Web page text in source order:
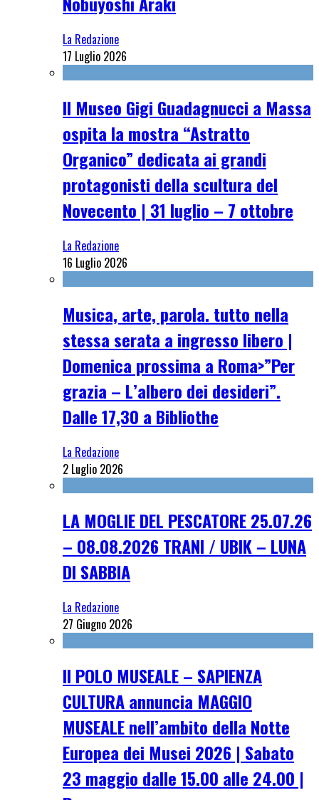
La Redazione
17 Luglio 2026
Il Museo Gigi Guadagnucci a Massa
ospita la mostra “Astratto
Organico” dedicata ai grandi
protagonisti della scultura del
Novecento | 31 luglio – 7 ottobre
La Redazione
16 Luglio 2026
Musica, arte, parola. tutto nella
stessa serata a ingresso libero |
Domenica prossima a Roma>”Per
grazia – L’albero dei desideri”.
Dalle 17,30 a Bibliothe
La Redazione
2 Luglio 2026
LA MOGLIE DEL PESCATORE 25.07.26
– 08.08.2026 TRANI / UBIK – LUNA
DI SABBIA
La Redazione
27 Giugno 2026
Il POLO MUSEALE – SAPIENZA
CULTURA annuncia MAGGIO
MUSEALE nell’ambito della Notte
Europea dei Musei 2026 | Sabato
23 maggio dalle 15.00 alle 24.00 |